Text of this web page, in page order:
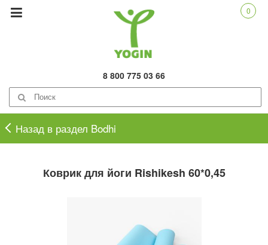
8 800 775 03 66
Назад в раздел Bodhi
Коврик для йоги Rishikesh 60*0,45
0